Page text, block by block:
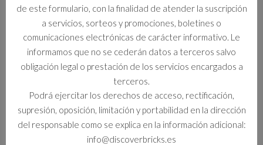
Información adicional
Información adicional
Curso Escolar
Standard
de este formulario, con la finalidad de atender la suscripción
a servicios, sorteos y promociones, boletines o
comunicaciones electrónicas de carácter informativo. Le
informamos que no se cederán datos a terceros salvo
obligación legal o prestación de los servicios encargados a
terceros.
Podrá ejercitar los derechos de acceso, rectificación,
supresión, oposición, limitación y portabilidad en la dirección
del responsable como se explica en la información adicional:
info@discoverbricks.es